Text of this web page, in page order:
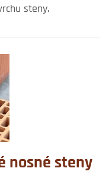
steny.
nosné steny